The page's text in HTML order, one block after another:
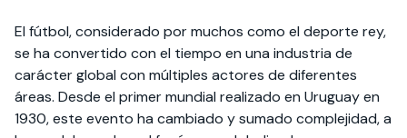
postítulos
Magísteres
ESE Business
School
Red institucional
Uandes
Filantropía y
donaciones
innovación
Fondos y apoyo
Fondo de incentivo
de Vinculación con el
Medio
Proyectos de
vinculación con la
sociedad
Responsabilidad
social y pastoral
Liderazgo y
representantes
El fútbol, considerado por muchos como el deporte rey,
se ha convertido con el tiempo en una industria de
carácter global con múltiples actores de diferentes
áreas. Desde el primer mundial realizado en Uruguay en
1930, este evento ha cambiado y sumado complejidad, a